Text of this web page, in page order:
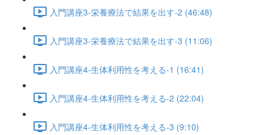
入門講座3-栄養療法で結果を出す-2 (46:48)
入門講座3-栄養療法で結果を出す-3 (11:06)
入門講座4-生体利用性を考える-1 (16:41)
入門講座4-生体利用性を考える-2 (22:04)
入門講座4-生体利用性を考える-3 (9:10)